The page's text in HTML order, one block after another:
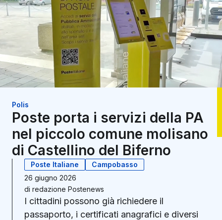
Polis
Poste porta i servizi della PA
nel piccolo comune molisano
di Castellino del Biferno
Poste Italiane
Campobasso
26 giugno 2026
di redazione Postenews
I cittadini possono già richiedere il
passaporto, i certificati anagrafici e diversi